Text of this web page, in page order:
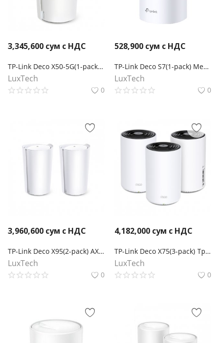
3,345,600 сум с НДС
TP-Link Deco X50-5G(1-pack) Mesh-система AX3000 Wi-Fi 6
LuxTech
0
528,900 сум с НДС
TP-Link Deco S7(1-pack) Mesh-модуль AC1900
LuxTech
0
3,960,600 сум с НДС
TP-Link Deco X95(2-pack) AX7800 Гигабитная трехдиапазонная домашняя Mesh-система
LuxTech
0
4,182,000 сум с НДС
TP-Link Deco X75(3-pack) Трехдиапазонная Mesh-система AX5400
LuxTech
0